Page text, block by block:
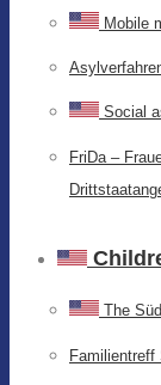
Mobile
Social
FriDa –
The
Familientreff